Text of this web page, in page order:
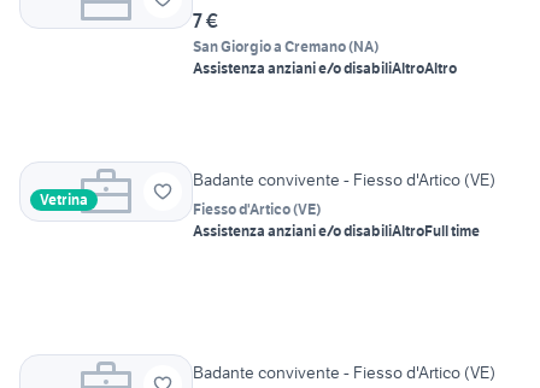
7 €
San Giorgio a Cremano(NA)
Assistenza anziani e/o disabiliAltroAltro
Vetrina
Badante convivente - Fiesso d'Artico (VE)
Fiesso d'Artico(VE)
Assistenza anziani e/o disabiliAltroFull time
Badante convivente - Fiesso d'Artico (VE)